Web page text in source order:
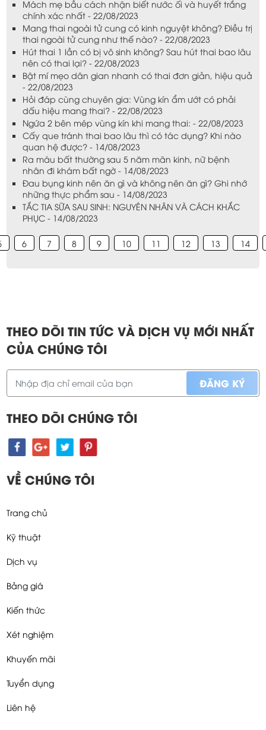
Mách mẹ bầu cách nhận biết nước ối và huyết trắng
chính xác nhất - 22/08/2023
Mang thai ngoài tử cung có kinh nguyệt không? Điều trị
thai ngoài tử cung như thế nào? - 22/08/2023
Hút thai 1 lần có bị vô sinh không? Sau hút thai bao lâu
nên có thai lại? - 22/08/2023
Bật mí mẹo dân gian nhanh có thai đơn giản, hiệu quả
- 22/08/2023
Hỏi đáp cùng chuyên gia: Vùng kín ẩm ướt có phải
dấu hiệu mang thai? - 22/08/2023
Ngứa 2 bên mép vùng kín khi mang thai: - 22/08/2023
Cấy que tránh thai bao lâu thì có tác dụng? Khi nào
quan hệ được? - 14/08/2023
Ra máu bất thường sau 5 năm mãn kinh, nữ bệnh
nhân đi khám bất ngờ - 14/08/2023
Đau bụng kinh nên ăn gì và không nên ăn gì? Ghi nhớ
những thực phẩm sau - 14/08/2023
TẮC TIA SỮA SAU SINH: NGUYÊN NHÂN VÀ CÁCH KHẮC
PHỤC - 14/08/2023
6 7 8 9 10 11 12 13 14
THEO DÕI TIN TỨC VÀ DỊCH VỤ MỚI NHẤT
CỦA CHÚNG TÔI
THEO DÕI CHÚNG TÔI
VỀ CHÚNG TÔI
Trang chủ
Kỹ thuật
Dịch vụ
Bảng giá
Kiến thức
Xét nghiệm
Khuyến mãi
Tuyển dụng
Liên hệ